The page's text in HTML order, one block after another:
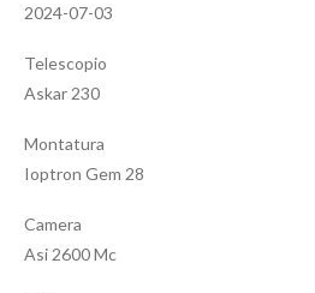
2024-07-03
Telescopio
Askar 230
Montatura
Ioptron Gem 28
Camera
Asi 2600 Mc